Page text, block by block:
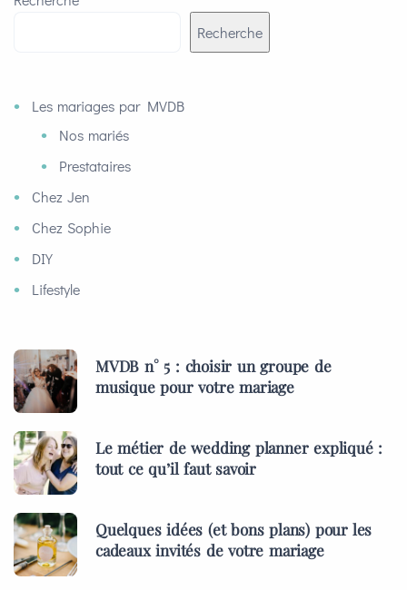
Recherche
Les mariages par MVDB
Nos mariés
Prestataires
Chez Jen
Chez Sophie
DIY
Lifestyle
MVDB n° 5 : choisir un groupe de
musique pour votre mariage
Le métier de wedding planner expliqué :
tout ce qu’il faut savoir
Quelques idées (et bons plans) pour les
cadeaux invités de votre mariage